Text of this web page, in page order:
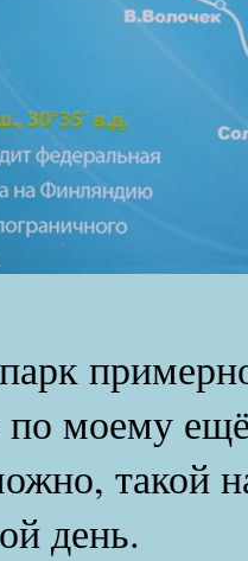
моему
такой
день.